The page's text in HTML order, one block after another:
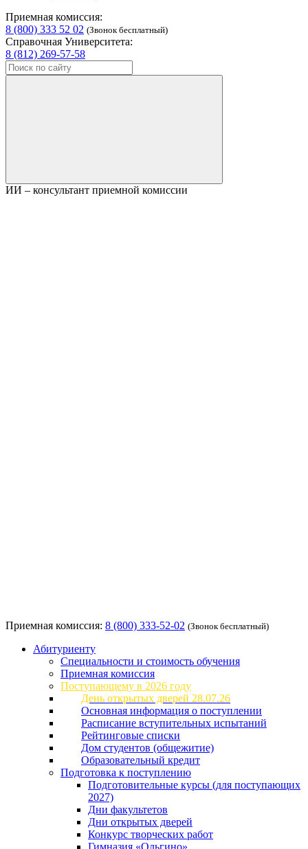
Приемная комиссия:
8 (800) 333 52 02 (Звонок бесплатный)
Справочная Университета:
8 (812) 269-57-58
ИИ – консультант приемной комиссии
Приемная комиссия: 8 (800) 333-52-02 (Звонок бесплатный)
Абитуриенту
Специальности и стоимость обучения
Приемная комиссия
Поступающему в 2026 году
День открытых дверей 28.07.26
Основная информация о поступлении
Расписание вступительных испытаний
Рейтинговые списки
Дом студентов (общежитие)
Образовательный кредит
Подготовка к поступлению
Подготовительные курсы (для поступающих
2027)
Дни факультетов
Дни открытых дверей
Конкурс творческих работ
Гимназия «Ольгино»